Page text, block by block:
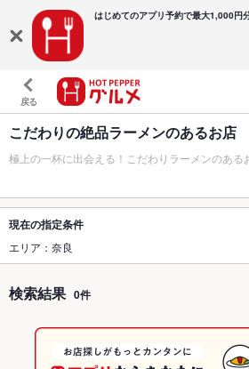
はじめてのアプリ予約で最大1,000円
戻る
こだわりの絶品ラーメンのあるお店
極上の一杯に出会える！こだわりラーメンのある
現在の指定条件
エリア：奈良
検索結果 0件